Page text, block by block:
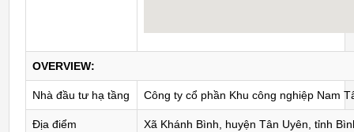
OVERVIEW:
Nhà đầu tư hạ tầng Công ty cổ phần Khu công nghiệp Nam
Địa điểm Xã Khánh Bình, huyện Tân Uyên, tỉnh